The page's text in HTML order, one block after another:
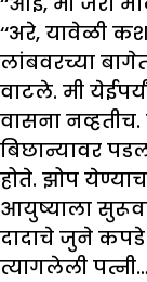
‘‘अरे, यावेळी
लांबवरच्या
वाटले. मी
वासना
बिछान्यावर
होते. झोप
आयुष्याला
दादाचे जुने कपडे
त्यागलेली